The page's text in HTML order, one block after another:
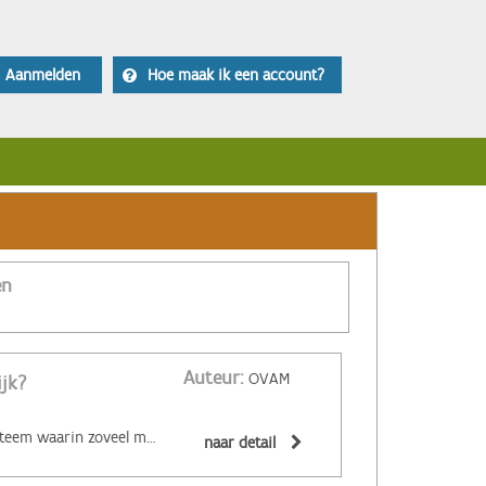
Aanmelden Hoe maak ik een account?
Auteur: OVAM
‌De circulaire economie is een economisch systeem waarin zoveel mogelijk producten en grondstoffen hergebruikt of hoogwaardig gerecycleerd worden. Materialen zijn (volledig) recycleerbaar of afbreekbaar, spullen worden hersteld, hebben een hoge tweedehandswaarde, zijn ‘upgradebaar’, kunnen makkelijk gedemonteerd worden en omgevormd tot nieuwe producten ... Zo wordt maximaal vermeden dat spullen hun waarde verliezen. De circulaire economie biedt een alternatief voor het huidige lineaire systeem. Daarin worden grondstoffen omgezet in producten die aan het einde van hun leven massaal afval worden. De Ellen MacArthur Foundation maakte er een inzichtelijk filmpje over: naar detail